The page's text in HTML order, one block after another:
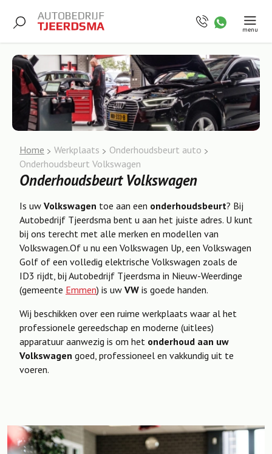
menu
Home Werkplaats
Onderhoudsbeurt auto
Onderhoudsbeurt Volkswagen
Onderhoudsbeurt Volkswagen
Is uw Volkswagen toe aan een onderhoudsbeurt? Bij
Autobedrijf Tjeerdsma bent u aan het juiste adres. U kunt
bij ons terecht met alle merken en modellen van
Volkswagen.Of u nu een Volkswagen Up, een Volkswagen
Golf of een volledig elektrische Volkswagen zoals de
ID3 rijdt, bij Autobedrijf Tjeerdsma in Nieuw-Weerdinge
(gemeente Emmen) is uw VW is goede handen.
Wij beschikken over een ruime werkplaats waar al het
professionele gereedschap en moderne (uitlees)
apparatuur aanwezig is om het onderhoud aan uw
Volkswagen goed, professioneel en vakkundig uit te
voeren.